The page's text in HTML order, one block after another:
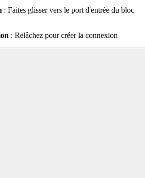
: Faites glisser vers le port d'entrée du bloc
: Relâchez pour créer la connexion